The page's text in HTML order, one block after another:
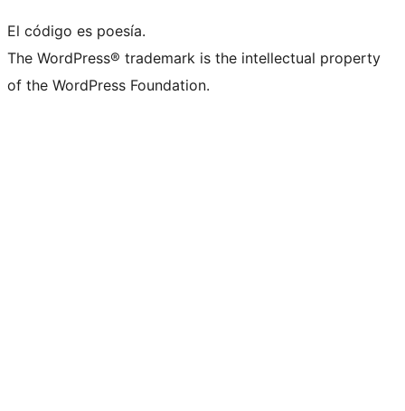
El código es poesía.
The WordPress® trademark is the intellectual property
of the WordPress Foundation.